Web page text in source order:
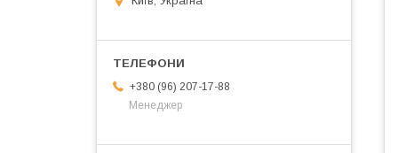
+380 (96) 207-17-88
Менеджер